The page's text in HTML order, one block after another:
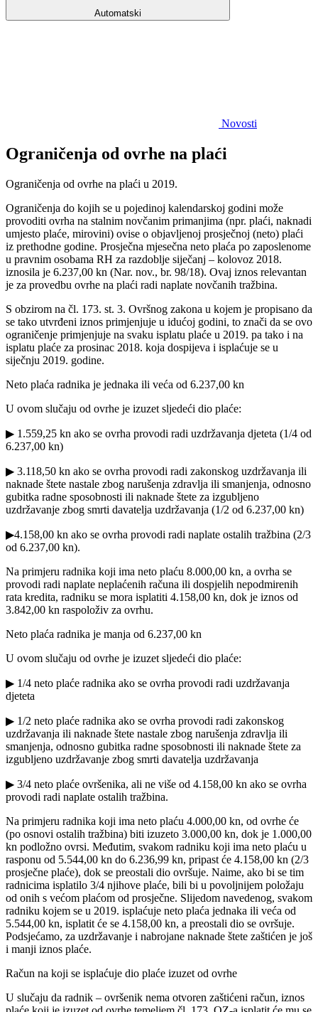
Automatski
Novosti
Ograničenja od ovrhe na plaći
Ograničenja od ovrhe na plaći u 2019.
Ograničenja do kojih se u pojedinoj kalendarskoj godini može
provoditi ovrha na stalnim novčanim primanjima (npr. plaći, naknadi
umjesto plaće, mirovini) ovise o objavljenoj prosječnoj (neto) plaći
iz prethodne godine. Prosječna mjesečna neto plaća po zaposlenome
u pravnim osobama RH za razdoblje siječanj – kolovoz 2018.
iznosila je 6.237,00 kn (Nar. nov., br. 98/18). Ovaj iznos relevantan
je za provedbu ovrhe na plaći radi naplate novčanih tražbina.
S obzirom na čl. 173. st. 3. Ovršnog zakona u kojem je propisano da
se tako utvrđeni iznos primjenjuje u idućoj godini, to znači da se ovo
ograničenje primjenjuje na svaku isplatu plaće u 2019. pa tako i na
isplatu plaće za prosinac 2018. koja dospijeva i isplaćuje se u
siječnju 2019. godine.
Neto plaća radnika je jednaka ili veća od 6.237,00 kn
U ovom slučaju od ovrhe je izuzet sljedeći dio plaće:
▶ 1.559,25 kn ako se ovrha provodi radi uzdržavanja djeteta (1/4 od
6.237,00 kn)
▶ 3.118,50 kn ako se ovrha provodi radi zakonskog uzdržavanja ili
naknade štete nastale zbog narušenja zdravlja ili smanjenja, odnosno
gubitka radne sposobnosti ili naknade štete za izgubljeno
uzdržavanje zbog smrti davatelja uzdržavanja (1/2 od 6.237,00 kn)
▶4.158,00 kn ako se ovrha provodi radi naplate ostalih tražbina (2/3
od 6.237,00 kn).
Na primjeru radnika koji ima neto plaću 8.000,00 kn, a ovrha se
provodi radi naplate neplaćenih računa ili dospjelih nepodmirenih
rata kredita, radniku se mora isplatiti 4.158,00 kn, dok je iznos od
3.842,00 kn raspoloživ za ovrhu.
Neto plaća radnika je manja od 6.237,00 kn
U ovom slučaju od ovrhe je izuzet sljedeći dio plaće:
▶ 1/4 neto plaće radnika ako se ovrha provodi radi uzdržavanja
djeteta
▶ 1/2 neto plaće radnika ako se ovrha provodi radi zakonskog
uzdržavanja ili naknade štete nastale zbog narušenja zdravlja ili
smanjenja, odnosno gubitka radne sposobnosti ili naknade štete za
izgubljeno uzdržavanje zbog smrti davatelja uzdržavanja
▶ 3/4 neto plaće ovršenika, ali ne više od 4.158,00 kn ako se ovrha
provodi radi naplate ostalih tražbina.
Na primjeru radnika koji ima neto plaću 4.000,00 kn, od ovrhe će
(po osnovi ostalih tražbina) biti izuzeto 3.000,00 kn, dok je 1.000,00
kn podložno ovrsi. Međutim, svakom radniku koji ima neto plaću u
rasponu od 5.544,00 kn do 6.236,99 kn, pripast će 4.158,00 kn (2/3
prosječne plaće), dok se preostali dio ovršuje. Naime, ako bi se tim
radnicima isplatilo 3/4 njihove plaće, bili bi u povoljnijem položaju
od onih s većom plaćom od prosječne. Slijedom navedenog, svakom
radniku kojem se u 2019. isplaćuje neto plaća jednaka ili veća od
5.544,00 kn, isplatit će se 4.158,00 kn, a preostali dio se ovršuje.
Podsjećamo, za uzdržavanje i nabrojane naknade štete zaštićen je još
i manji iznos plaće.
Račun na koji se isplaćuje dio plaće izuzet od ovrhe
U slučaju da radnik – ovršenik nema otvoren zaštićeni račun, iznos